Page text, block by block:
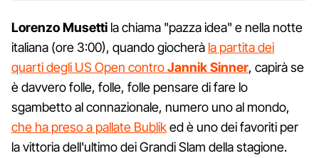
Lorenzo Musetti la chiama "pazza idea" e nella notte
italiana (ore 3:00), quando giocherà la partita dei
quarti degli US Open controJannik Sinner, capirà se
è davvero folle, folle, folle pensare di fare lo
sgambetto al connazionale, numero uno al mondo,
che ha preso a pallate Bubliked è uno dei favoriti per
la vittoria dell'ultimo dei Grandi Slam della stagione.